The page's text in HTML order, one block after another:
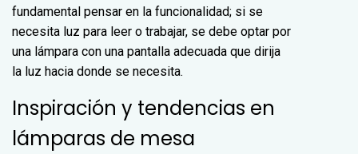
fundamental pensar en la funcionalidad; si se
necesita luz para leer o trabajar, se debe optar por
una lámpara con una pantalla adecuada que dirija
la luz hacia donde se necesita.
Inspiración y tendencias en
lámparas de mesa